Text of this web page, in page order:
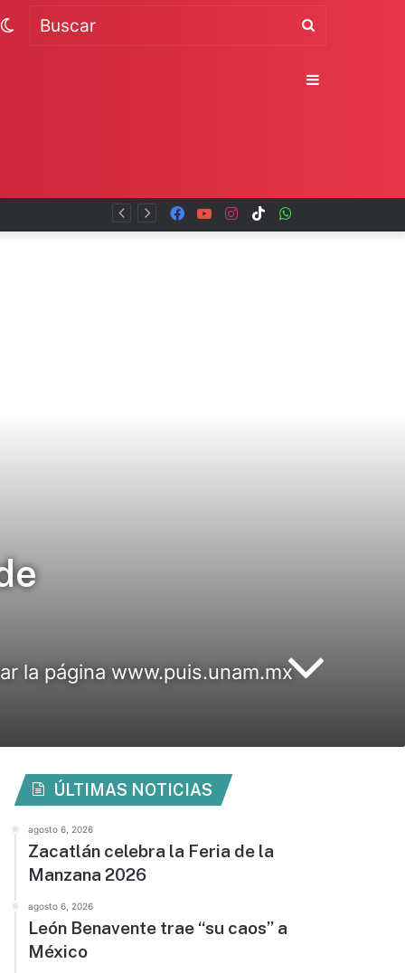
TikTok
Instagram
YouTube
Facebook
Buscar
Switch
Sidebar
la página www.puis.unam.mx
ÚLTIMAS NOTICIAS
agosto 6, 2026
Zacatlán celebra la Feria de la
Manzana 2026
agosto 6, 2026
León Benavente trae “su caos” a
México